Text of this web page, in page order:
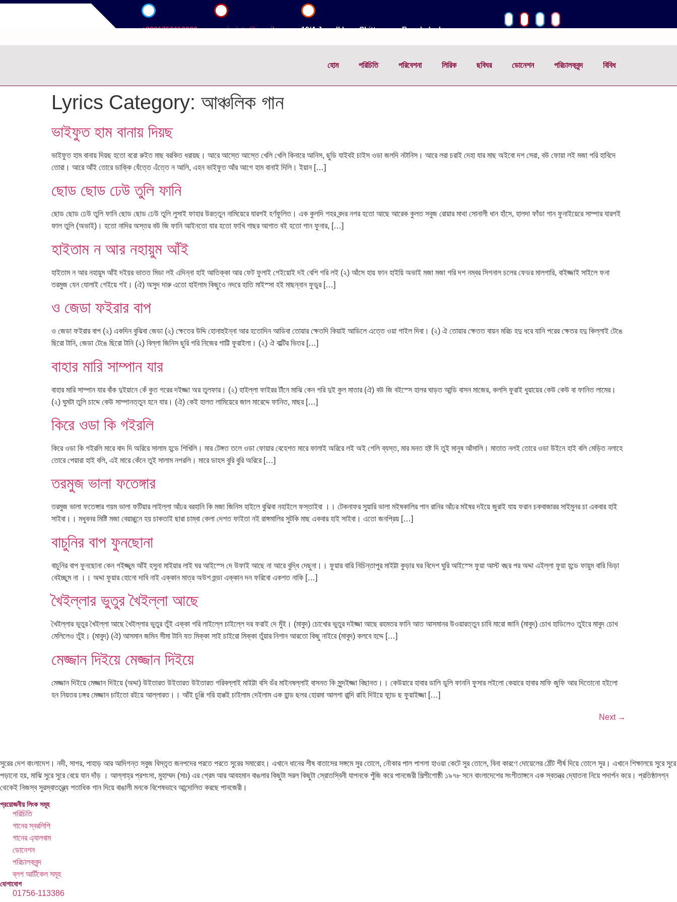
+8801756113386 panjerictg@gmail.com 19/A Jamalkhan, Chittagong, Bangladesh
হোম পরিচিতি পরিবেশনা লিরিক ছবিঘর ডোনেশন পরিচালকবৃন্দ বিবিধ
Lyrics Category: আঞ্চলিক গান
ভাইফুত হাম বানায় দিয়ছ
ভাইফুত হাম বানায় দিয়ছ হতো বরো রুইত মাছ বরকিত ধরায়ছ। আরে আস্তে আস্তে খেলি খেলি কিনারে আনিস, ছুডি যাইবই চাইস ওডা জলদি নটানিস। আরে লরা চরাই দেহা যার মাছ অইবো দশ সেরা, বউ ফোয়া লই মজা গরি হাবিদে
তোরা। আরে আঁই তোরে ডাক্কি যেঁত্তে এঁত্তে ন আলি, এহন ভাইফুত আঁর আগে হাম বানাই দিলি। ইয়ান […]
ছোড ছোড ঢেউ তুলি ফানি
ছোড ছোড ঢেউ তুলি ফানি ছোড ছোড ঢেউ তুলি লুসাই ফাহার উরত্তুন নামিয়েরে যারগই হর্ণফুলিত। এক কুলদি শহর বন্দর নগর হতো আছে আরেক কুলত সবুজ রোয়ার মাথা সোনালী ধান হাঁসে, হালদা ফাঁডা গান ফুনাইয়েরে সাম্পার যারগই
ফাল তুলি (অভাই)। হতো নাদির অস্তর বউ জি ফানি আইনতো যার হতো ফাখি গাছর আগাত বই হতো গান ফুনার, […]
হাইতাম ন আর নহায়ুম আঁই
হাইতাম ন আর নহায়ুম আঁই দইয়র ভাতত মিডা লই এদিন্না হাই আতিক্কা আর ফেট ফুলাই গেইয়োই দই বেশি গরি লই (২) আঁসে হায় ফান হাইয়ি অভাই মজা মজা গরি দশ নম্বর সিগনাল চলের ফেডর মালগারি, বাইজ্জাই সাইলে ফনা
তরমুজ যেন যোলাই গেইয়ে গই। (ঐ) অসুদ দারু এতো হাইলাম কিছুওে নদরে হাতি মাইস্সা হই মাছন্নান ফুডুর […]
ও জেডা ফইরার বাপ
ও জেডা ফইরার বাপ (২) একদিন বুঝিবা জেডা (২) ক্ষেতের উদ্দি হোনাহুইন্না আর হতোদিন আডিবা তোয়ার ক্ষেতদি কিয়াই আডিলে এত্তে ওয়া গাইল দিবা। (২) ঐ তোয়ার ক্ষেতত বায়ন মরিচ হদু ধরে যানি পরের ক্ষেতর হদু কিল্লাই টেঙে
ছিরো টানি, জেডা টেঙে ছিরো টানি (২) বিল্লা জিনিস ছুরি গরি নিজের গাট্টি ফুরাইলা। (২) ঐ বাল্টির ভিতর […]
বাহার মারি সাম্পান যার
বাহার মারি সাম্পান যার বাঁক দুইয়ানে কেঁ কুত গরের দইজ্জা অর তুলফার। (২) হাইল্লা ফাইরর টাঁনে মাঝি কেন গরি দুই কুল মাতার (ঐ) বউ জি বইস্সে হালর ঘাড়ত আন্ডি বাসন মাজের, কলসি ফুরাই ধুয়ায়ের কেউ কেউ বা ফানিত লামের।
(২) ঘুমটা তুলি চাদ্দে কেউ সাম্পানত্তুন হনে যার। (ঐ) কেই হালত লামিয়েরে জাল মারেদ্দে ফানিত, মাছর […]
কিরে ওডা কি গইরলি
কিরে ওডা কি গইরলি মারে বাদ দি অরিরে সালাম হন্ডে শিখিলি। মার টেঙ্গত তলে ওডা ফোয়ার বেহেশত মারে ফালাই অরিরে লই অই গেলি ব্যস্ত, মার মনত হষ্ট দি তুই মানুষ আঁসালি। মাতাত নলই তোরে ওডা উইনে হাই বলি মেড়িত নলাহে
তোরে পেয়ারা হাই বলি, এই মারে কেঁনে তুই সালাম নগরলি। মারে ডাহস বুরি বুরি অরিরে […]
তরমুজ ভালা ফতেঙ্গার
তরমুজ ভালা ফতেঙ্গার গয়ম ভালা ফটিয়ার লাইল্লা আঁঢর বরহানি কি মজা জিনিস হাইলে বুঝিবা নহাইলে ফস্তাইবা ।। টেকনাফর সুয়ারি ভালা মইষকালির পান রানির আঁঢর মইষর দইয়ে জুরাই যায় ফরান চকবাজারর সাইমুনর চা একবার হাই
সাইবা।। মধুবনর মিষ্টি মজা বেয়াগ্গুনে হয় চাকতাই ছারা চাম্বা কেলা দেশত ফাইতা নই রাঙ্গমালির সুটকি মাছ একবার হাই সাইবা। এতো জনপ্রিয় […]
বাচুনির বাপ ফুনছোনা
বাচুনির বাপ ফুনছোনা কেন গইজ্জুম আঁই হসুনা মাইয়ার লাই ঘর আইস্সে দে উফাই আছে না আরে বুদ্ধি দেছুনা।। ফুয়ার বারি নিচিন্তাপুর মাইট্টা কুড়ার ঘর বিদেশ ঘুরি আইস্সে ফুয়া আস্ট বছর পর অদ্দা এইল্লা ফুয়া হন্ডে ফায়ুম বারি ভিড়া
বেইচ্ছুম না ।। অদ্দা ফুয়ার হোনো দাবি নাই এক্কান মাত্র অউশ হুন্ডা এক্কান দন ফরিবো একশত নাকি […]
খৈইল্লার ভুতুর খৈইল্লা আছে
খৈইল্লার ভুতুর খৈইল্লা আছে খৈইল্লার ভুতুর তুঁই এক্কা গরি লাইল্লে চাইল্লে দর ফরাই দে মুঁই। (মাবুদ) চোখোর ভুতুর দইজ্জা আছে রহমতর ফানি আত আসমানর উওয়ারত্তুন চাবি মারো জানি (মাবুদ) চোখ হাডিলেও তুইরে মাবুদ চোখ
মেলিলেও তুঁই। (মাবুদ) (ঐ) আসমান জমিন সীমা টানি যত মিক্কা সাই চাইরো মিক্কা তুঁয়ার নিশান আরতো কিছু নাইরে (মাবুদ) কলবে হদ্দে […]
মেজ্জান দিইয়ে মেজ্জান দিইয়ে
মেজ্জান দিইয়ে মেজ্জান দিইয়ে (অদ্দা) উইতারত উইতারত উইতারত গরিবল্লাই মাইট্টা বসি ডঁর মাইনষল্লাই বাসনত কি সুন্দইজ্জা বিছানত।। কেউয়ারে হাবার ডালি ডুলি ফাননি ফুসার লইলো কেয়ারে হাবার মাফি জুফি আর দিতোনো হইলো
হন নিয়তর ঢঙ্গর মেজ্জান চাইতো রইয়ে আল্লারত।। আঁই চুপ্পি গরি হাপ্পই চাইলাম দেইলাম এক হান্ড ছলর হোরমা আলগা রান্দি রাহি দিইয়ে ফান্ড ছ ফুয়াইজ্জা […]
Next →
সুরের দেশ বাংলাদেশ। নদী, সাগর, পাহাড় আর আদিগন্ত সবুজ বিস্তৃত জনপদের পরতে পরতে সুরের সমারোহ। এখানে ধানের শীষ বাতাসের সঙ্গমে সুর তোলে, নৌকার পাল পাগলা হাওয়া কেটে সুর তোলে, বিনা কারণে দোয়েলের ঠোঁট শীর্ষ দিয়ে তোলে সুর। এখানে শিক্ষালয়ে সুরে সুরে
পড়ানো হয়, মাঝি সুরে সুরে বেয়ে যান দাঁড় । আল্লাহ্র প্রশংসা, মুহাম্মদ (সাঃ) এর প্রেম আর আবহমান বাঙলার কিছুটা সরল কিছুটা স্রোতস্বিনী যাপনকে পুঁজি করে পানজেরী শিল্পীগোষ্ঠী ১৯৭৮ সনে বাংলাদেশের সংগীতাঙ্গনে এক স্বতন্ত্র দ্যোতনা নিয়ে পদার্পন করে। প্রতিষ্ঠালগ্ন
থেকেই নিজস্ব সুরস্বাতন্ত্র্যে শতাধিক গান দিয়ে বাঙালী মনকে বিশেষভাবে আন্দোলিত করছে পানজেরী।
প্রয়োজনীয় লিংক সমূহ
পরিচিতি
গানের স্বরলিপি
গানের এ্যালবাম
ডোনেশন
পরিচালকবৃন্দ
ব্লগ আর্টিকেল সমূহ
যোগাযোগ
01756-113386